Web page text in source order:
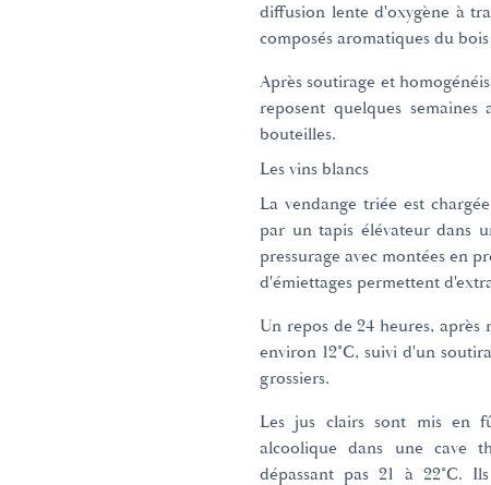
diffusion lente d'oxygène à
composés aromatiques du
Après soutirage et
reposent quelques
bouteilles.
Les vins blancs
La vendange triée est
par un tapis élévateur dans
pressurage avec montées en
d'émiettages permettent
Un repos de 24 heures,
environ 12°C, suivi d'un
grossiers.
Les jus clairs sont mis en
alcoolique dans une cave
dépassant pas 21 à 22°C.